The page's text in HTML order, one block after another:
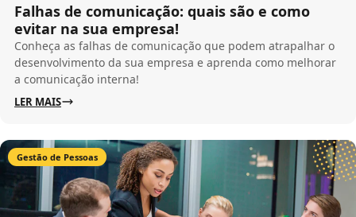
Falhas de comunicação: quais são e como
evitar na sua empresa!
Conheça as falhas de comunicação que podem atrapalhar o
desenvolvimento da sua empresa e aprenda como melhorar
a comunicação interna!
LER MAIS
Gestão de Pessoas